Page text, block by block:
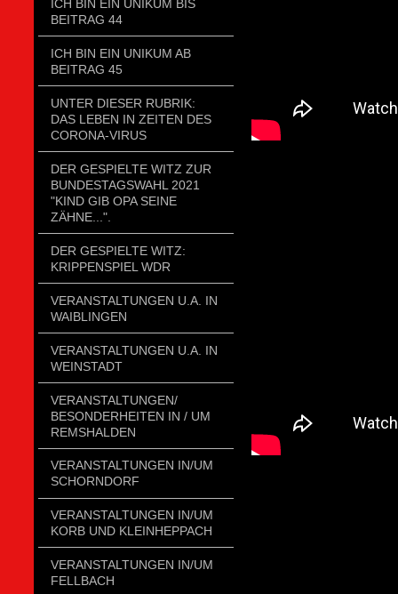
ICH BIN EIN UNIKUM BIS
BEITRAG 44
ICH BIN EIN UNIKUM AB
BEITRAG 45
UNTER DIESER RUBRIK:
DAS LEBEN IN ZEITEN DES
CORONA-VIRUS
DER GESPIELTE WITZ ZUR
BUNDESTAGSWAHL 2021
"KIND GIB OPA SEINE
ZÄHNE...".
DER GESPIELTE WITZ:
KRIPPENSPIEL WDR
VERANSTALTUNGEN U.A. IN
WAIBLINGEN
VERANSTALTUNGEN U.A. IN
WEINSTADT
VERANSTALTUNGEN/
BESONDERHEITEN IN / UM
REMSHALDEN
VERANSTALTUNGEN IN/UM
SCHORNDORF
VERANSTALTUNGEN IN/UM
KORB UND KLEINHEPPACH
VERANSTALTUNGEN IN/UM
FELLBACH